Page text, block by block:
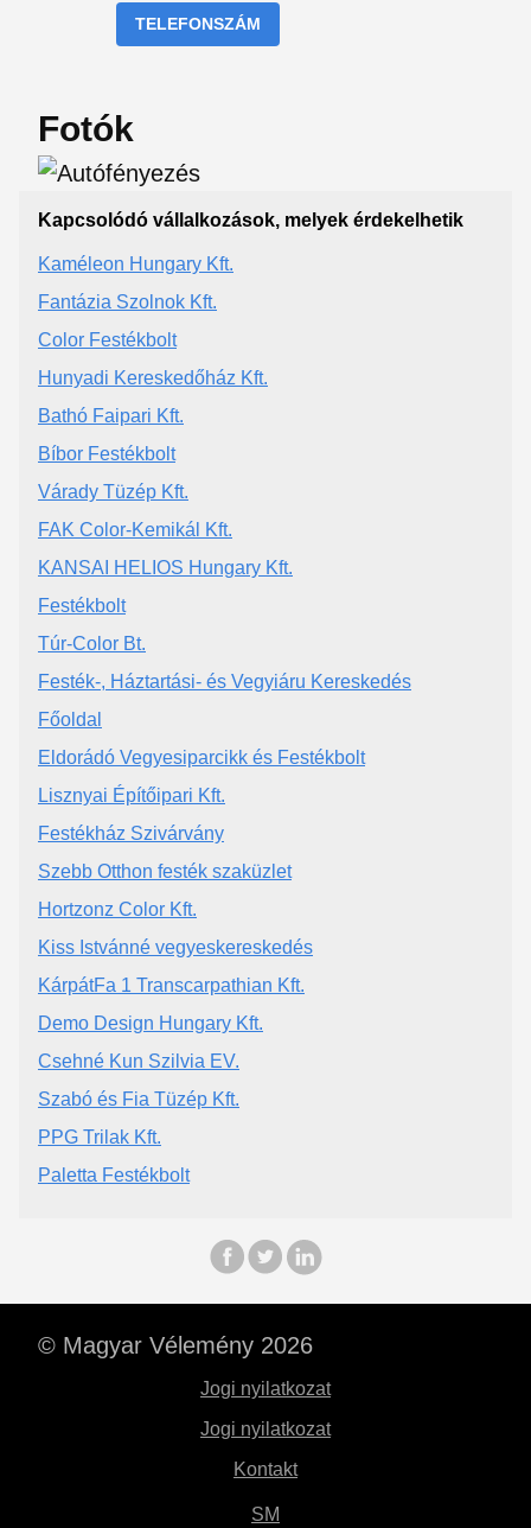
TELEFONSZÁM
Fotók
Kapcsolódó vállalkozások, melyek érdekelhetik
Kaméleon Hungary Kft.
Fantázia Szolnok Kft.
Color Festékbolt
Hunyadi Kereskedőház Kft.
Bathó Faipari Kft.
Bíbor Festékbolt
Várady Tüzép Kft.
FAK Color-Kemikál Kft.
KANSAI HELIOS Hungary Kft.
Festékbolt
Túr-Color Bt.
Festék-, Háztartási- és Vegyiáru Kereskedés
Főoldal
Eldorádó Vegyesiparcikk és Festékbolt
Lisznyai Építőipari Kft.
Festékház Szivárvány
Szebb Otthon festék szaküzlet
Hortzonz Color Kft.
Kiss Istvánné vegyeskereskedés
KárpátFa 1 Transcarpathian Kft.
Demo Design Hungary Kft.
Csehné Kun Szilvia EV.
Szabó és Fia Tüzép Kft.
PPG Trilak Kft.
Paletta Festékbolt
© Magyar Vélemény 2026
Jogi nyilatkozat
Jogi nyilatkozat
Kontakt
SM